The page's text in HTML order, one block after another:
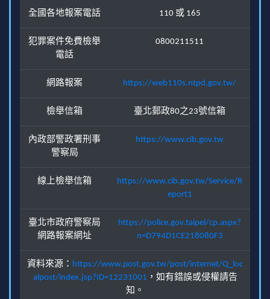
全國各地報案電話 110 或 165
犯罪案件免費檢舉
電話
0800211511
網路報案 https://web110s.ntpd.gov.tw/
檢舉信箱 臺北郵政80之23號信箱
內政部警政署刑事
警察局
https://www.cib.gov.tw
線上檢舉信箱
https://www.cib.gov.tw/Service/R
eport1
臺北市政府警察局
網路報案網址
https://police.gov.taipei/cp.aspx?
n=D794D1CE218080F3
資料來源： https://www.post.gov.tw/post/internet/Q_loc
alpost/index.jsp?ID=12231001 ，如有錯誤或侵權請告
知。